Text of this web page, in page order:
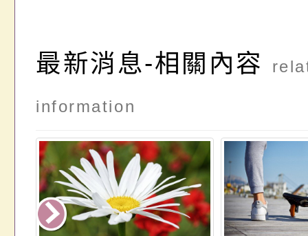
最新消息-相關內容
information